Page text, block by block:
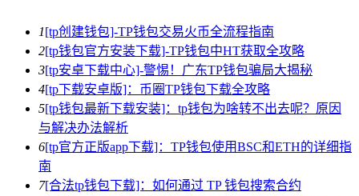
1[tp创建钱包]-TP钱包交易火币全流程指南
2[tp钱包官方安装下载]-TP钱包中HT获取全攻略
3[tp安卓下载中心]-警惕！广东TP钱包骗局大揭秘
4[tp下载安卓版]：币圈TP钱包下载全攻略
5[tp钱包最新下载安装]：tp钱包为啥转不出去呢？原因
与解决办法解析
6[tp官方正版app下载]：TP钱包使用BSC和ETH的详细指
南
7[合法tp钱包下载]：如何通过 TP 钱包搜索合约